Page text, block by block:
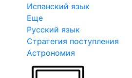
Испанский язык
Еще
Русский язык
Стратегия поступления
Астрономия